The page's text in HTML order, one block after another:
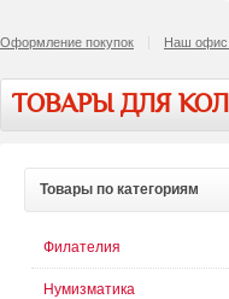
Оформление покупок Наш офис
ТОВАРЫ ДЛЯ
Товары по категориям
Филателия
Нумизматика